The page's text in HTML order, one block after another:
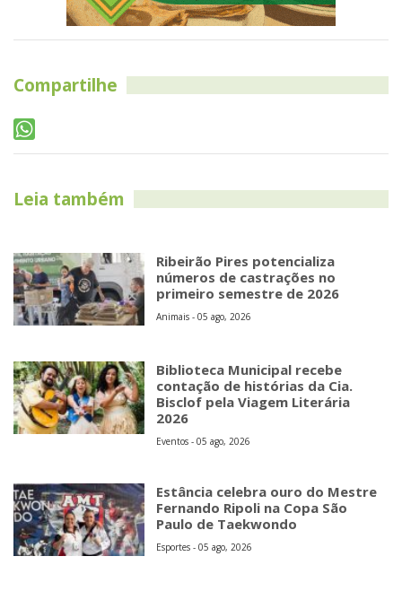
Compartilhe
Leia também
Ribeirão Pires potencializa
números de castrações no
primeiro semestre de 2026
Animais - 05 ago, 2026
Biblioteca Municipal recebe
contação de histórias da Cia.
Bisclof pela Viagem Literária
2026
Eventos - 05 ago, 2026
Estância celebra ouro do Mestre
Fernando Ripoli na Copa São
Paulo de Taekwondo
Esportes - 05 ago, 2026